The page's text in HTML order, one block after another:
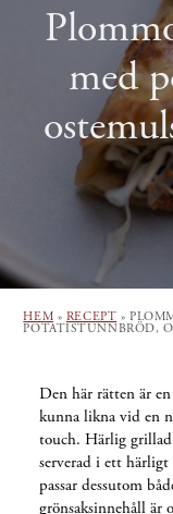
med
HEM » RECEPT »
POTATISTUNNBRÖD,
Den här rätten är
kunna likna vid en
touch. Härlig grillad
serverad i ett
passar dessutom
grönsaksinnehåll är